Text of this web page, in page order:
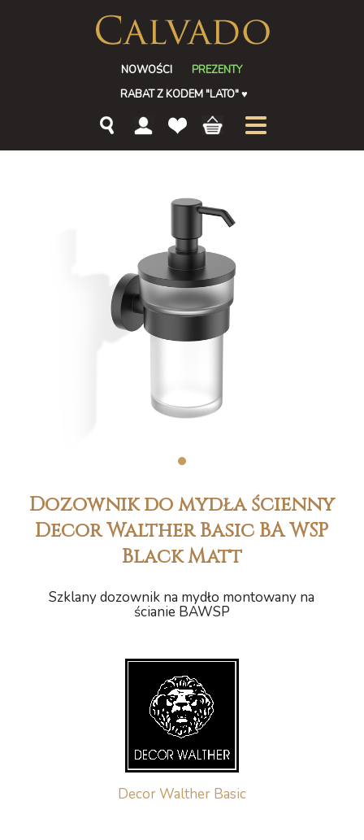
NOWOŚCI
PREZENTY
RABAT Z KODEM "LATO"♥
1
Dozownik do mydła ścienny
Decor Walther Basic BA WSP
Black Matt
Szklany dozownik na mydło montowany na
ścianie BAWSP
Decor Walther Basic